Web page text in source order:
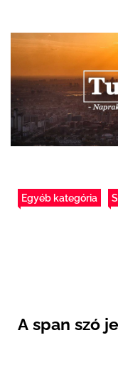
Egyéb kategória
A span szó